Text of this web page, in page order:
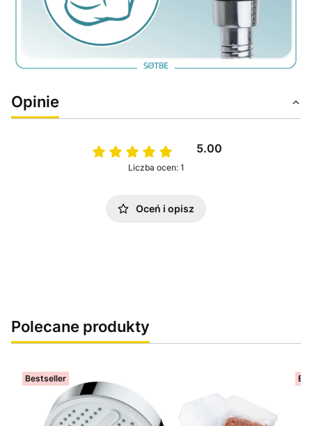
Opinie
5.00
Liczba ocen: 1
Oceń i opisz
Polecane produkty
Bestseller